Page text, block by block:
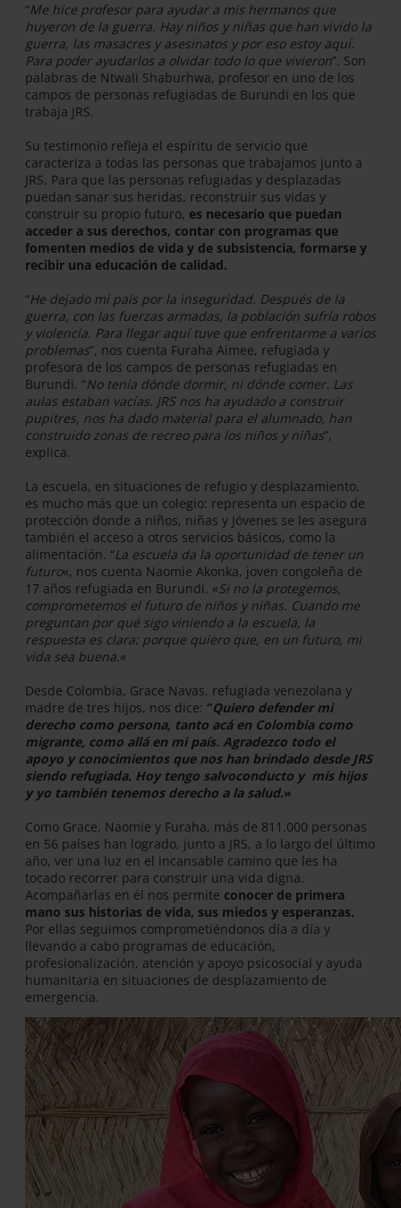
“Me hice profesor para ayudar a mis hermanos que
huyeron de la guerra. Hay niños y niñas que han vivido la
guerra, las masacres y asesinatos y por eso estoy aquí.
Para poder ayudarlos a olvidar todo lo que vivieron”. Son
palabras de Ntwali Shaburhwa, profesor en uno de los
campos de personas refugiadas de Burundi en los que
trabaja JRS.
Su testimonio refleja el espíritu de servicio que
caracteriza a todas las personas que trabajamos junto a
JRS. Para que las personas refugiadas y desplazadas
puedan sanar sus heridas, reconstruir sus vidas y
construir su propio futuro, es necesario que puedan
acceder a sus derechos, contar con programas que
fomenten medios de vida y de subsistencia, formarse y
recibir una educación de calidad.
“He dejado mi país por la inseguridad. Después de la
guerra, con las fuerzas armadas, la población sufría robos
y violencia. Para llegar aquí tuve que enfrentarme a varios
problemas”, nos cuenta Furaha Aimee, refugiada y
profesora de los campos de personas refugiadas en
Burundi. “No tenía dónde dormir, ni dónde comer. Las
aulas estaban vacías. JRS nos ha ayudado a construir
pupitres, nos ha dado material para el alumnado, han
construido zonas de recreo para los niños y niñas”,
explica.
La escuela, en situaciones de refugio y desplazamiento,
es mucho más que un colegio: representa un espacio de
protección donde a niños, niñas y jóvenes se les asegura
también el acceso a otros servicios básicos, como la
alimentación. “La escuela da la oportunidad de tener un
futuro«, nos cuenta Naomie Akonka, joven congoleña de
17 años refugiada en Burundi. «Si no la protegemos,
comprometemos el futuro de niños y niñas. Cuando me
preguntan por qué sigo viniendo a la escuela, la
respuesta es clara: porque quiero que, en un futuro, mi
vida sea buena.«
Desde Colombia, Grace Navas, refugiada venezolana y
madre de tres hijos, nos dice: “Quiero defender mi
derecho como persona, tanto acá en Colombia como
migrante, como allá en mi país. Agradezco todo el
apoyo y conocimientos que nos han brindado desde JRS
siendo refugiada. Hoy tengo salvoconducto y mis hijos
y yo también tenemos derecho a la salud.»
Como Grace, Naomie y Furaha, más de 811.000 personas
en 56 países han logrado, junto a JRS, a lo largo del último
año, ver una luz en el incansable camino que les ha
tocado recorrer para construir una vida digna.
Acompañarlas en él nos permite conocer de primera
mano sus historias de vida, sus miedos y esperanzas.
Por ellas seguimos comprometiéndonos día a día y
llevando a cabo programas de educación,
profesionalización, atención y apoyo psicosocial y ayuda
humanitaria en situaciones de desplazamiento de
emergencia.